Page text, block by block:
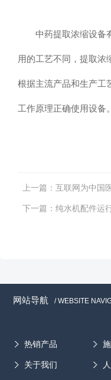
中药提取浓缩设备有
用的工艺不同，提取浓
根据主流产品和生产工
工作原理正确使用设备。
上一篇： 互联网为中国
下一篇： 纯水机配件运
网站导航 / WEBSITE
热销产品
关于我们